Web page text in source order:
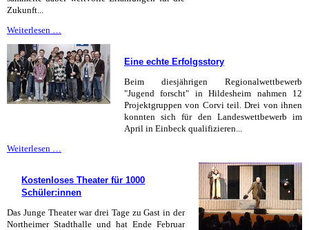
Zukunft...
Weiterlesen …
zu
den
Besten
in
Niedersachsen
Eine echte Erfolgsstory
Beim diesjährigen Regionalwettbewerb
"Jugend forscht" in Hildesheim nahmen 12
Projektgruppen von Corvi teil. Drei von ihnen
konnten sich für den Landeswettbewerb im
April in Einbeck qualifizieren...
Weiterlesen …
Kostenloses Theater für 1000
Schüler:innen
Das Junge Theater war drei Tage zu Gast in der
Northeimer Stadthalle und hat Ende Februar